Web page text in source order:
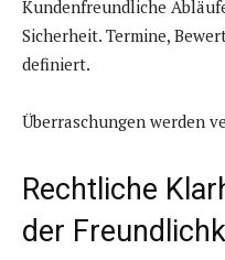
Kundenfreundliche
Sicherheit. Termine,
definiert.
Überraschungen werden
Rechtliche
der